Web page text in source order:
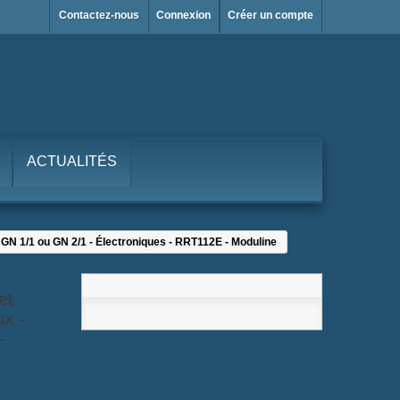
Créer un compte
Connexion
Contactez-nous
ACTUALITÉS
1/1 ou GN 2/1 - Électroniques - RRT112E - Moduline
-